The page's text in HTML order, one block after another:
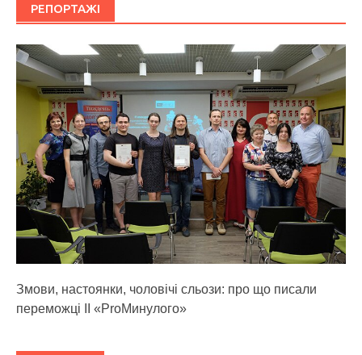
РЕПОРТАЖІ
Змови, настоянки, чоловічі сльози: про що писали
переможці ІІ «ProМинулого»